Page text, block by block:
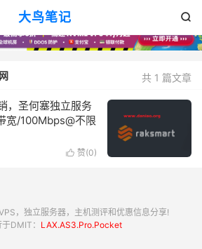
大鸟笔记 
共 1 篇文章
，圣何塞独立服务
宽/100Mbps@不限
 赞(0)
，独立服务器，主机测评和优惠信息分享!
DMIT： LAX.AS3.Pro.Pocket